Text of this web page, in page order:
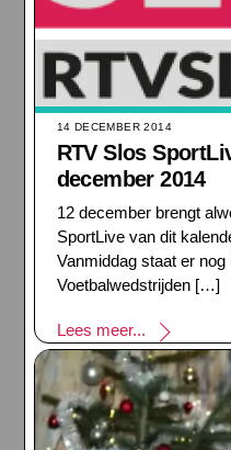
14 DECEMBER 2014
RTV Slos
december 2014
12 december brengt
SportLive van dit
Vanmiddag staat er
Voetbalwedstrijden […]
Lees meer...